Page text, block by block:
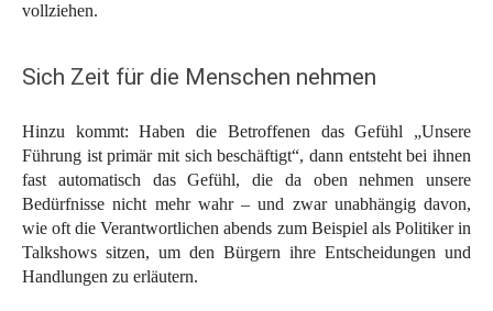
vollziehen.
Sich Zeit für die Menschen nehmen
Hinzu kommt: Haben die Betroffenen das Gefühl „Unsere
Führung ist primär mit sich beschäftigt“, dann entsteht bei ihnen
fast automatisch das Gefühl, die da oben nehmen unsere
Bedürfnisse nicht mehr wahr – und zwar unabhängig davon,
wie oft die Verantwortlichen abends zum Beispiel als Politiker in
Talkshows sitzen, um den Bürgern ihre Entscheidungen und
Handlungen zu erläutern.